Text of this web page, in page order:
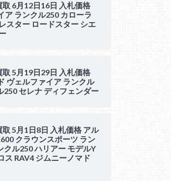
6月12日16日 入札価格
ア ランクル250 カローラ
スター ロードスター シエ
5月19日29日 入札価格
ヴェルファイア ランクル
250 セレナ ディフェンダー
5月1日8日 入札価格 アル
クラウンスポーツ ラン
クル250 ハリアー モデルY
ス RAV4 ジムニーノマド